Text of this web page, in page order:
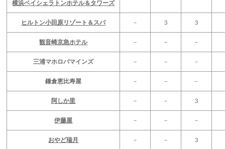
横浜ベイシェラトンホテル＆タワーズ
ヒルトン小田原リゾート＆スパ － ３ ３
観音崎京急ホテル － － －
三浦マホロバマインズ － － －
鎌倉恵比寿屋 － － －
阿しか里 － － ３
伊藤屋 － － －
おやど瑞月 － － ３